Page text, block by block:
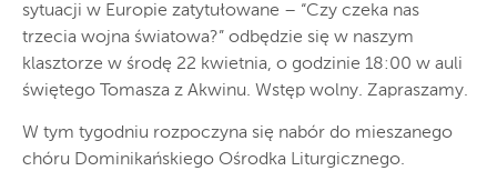
sytuacji w Europie zatytułowane – “Czy czeka nas
trzecia wojna światowa?” odbędzie się w naszym
klasztorze w środę 22 kwietnia, o godzinie 18:00 w auli
świętego Tomasza z Akwinu. Wstęp wolny. Zapraszamy.
W tym tygodniu rozpoczyna się nabór do mieszanego
chóru Dominikańskiego Ośrodka Liturgicznego.